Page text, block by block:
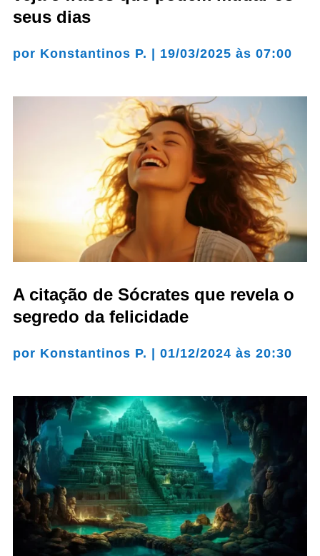
seus dias
por Konstantinos P. 19/03/2025 às 07:00
A citação de Sócrates que revela o
segredo da felicidade
por Konstantinos P. 01/12/2024 às 20:30